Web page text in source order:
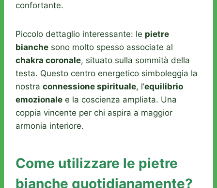
confortante.
Piccolo dettaglio interessante: le pietre
bianche sono molto spesso associate al
chakra coronale, situato sulla sommità della
testa. Questo centro energetico simboleggia la
nostra connessione spirituale, l’equilibrio
emozionale e la coscienza ampliata. Una
coppia vincente per chi aspira a maggior
armonia interiore.
Come utilizzare le pietre
bianche quotidianamente?